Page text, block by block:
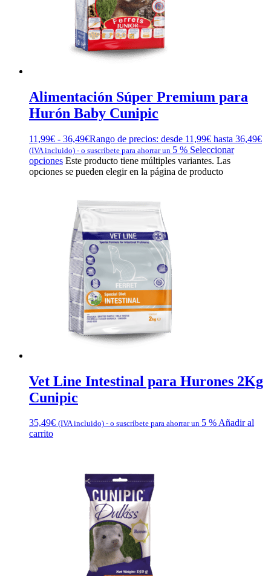
Alimentación Súper Premium para
Hurón Baby Cunipic
11,99€ - 36,49€Rango de precios: desde 11,99€ hasta 36,49€
(IVA incluido) - o suscríbete para ahorrar un 5 % Seleccionar
opciones Este producto tiene múltiples variantes. Las
opciones se pueden elegir en la página de producto
Vet Line Intestinal para Hurones 2Kg
Cunipic
35,49€ (IVA incluido) - o suscríbete para ahorrar un 5 %Añadir al
carrito